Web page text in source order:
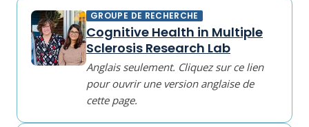
GROUPE DE RECHERCHE
Cognitive Health in Multiple
Sclerosis Research Lab
Anglais seulement. Cliquez sur ce lien
pour ouvrir une version anglaise de
cette page.